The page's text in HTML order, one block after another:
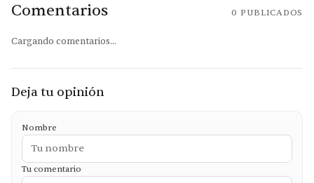
Comentarios 0 PUBLICADOS
Cargando comentarios...
Deja tu opinión
Nombre
Tu comentario